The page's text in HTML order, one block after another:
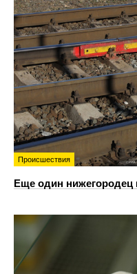
Происшествия
Еще один нижегородец